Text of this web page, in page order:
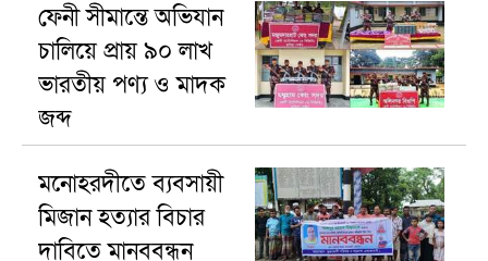
ফেনী সীমান্তে অভিযান
চালিয়ে প্রায় ৯০ লাখ
ভারতীয় পণ্য ও মাদক
জব্দ
মনোহরদীতে ব্যবসায়ী
মিজান হত্যার বিচার
দাবিতে মানববন্ধন